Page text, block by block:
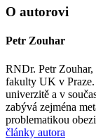
O autorovi
Petr Zouhar
RNDr. Petr
fakulty UK v Praze.
univerzitě a v
zabývá zejména
problematikou
články autora